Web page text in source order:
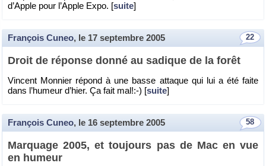
d’Apple pour l’Apple Expo. [suite]
22
François Cuneo, le 17 septembre 2005
Droit de ré­ponse donné au sa­dique de la forêt
Vincent Mon­nier ré­pond à une basse at­taque qui lui a été faite
dans l’hu­meur d’hier. Ça fait mal!:-) [suite]
58
François Cuneo, le 16 septembre 2005
Mar­quage 2005, et tou­jours pas de Mac en vue
en hu­meur